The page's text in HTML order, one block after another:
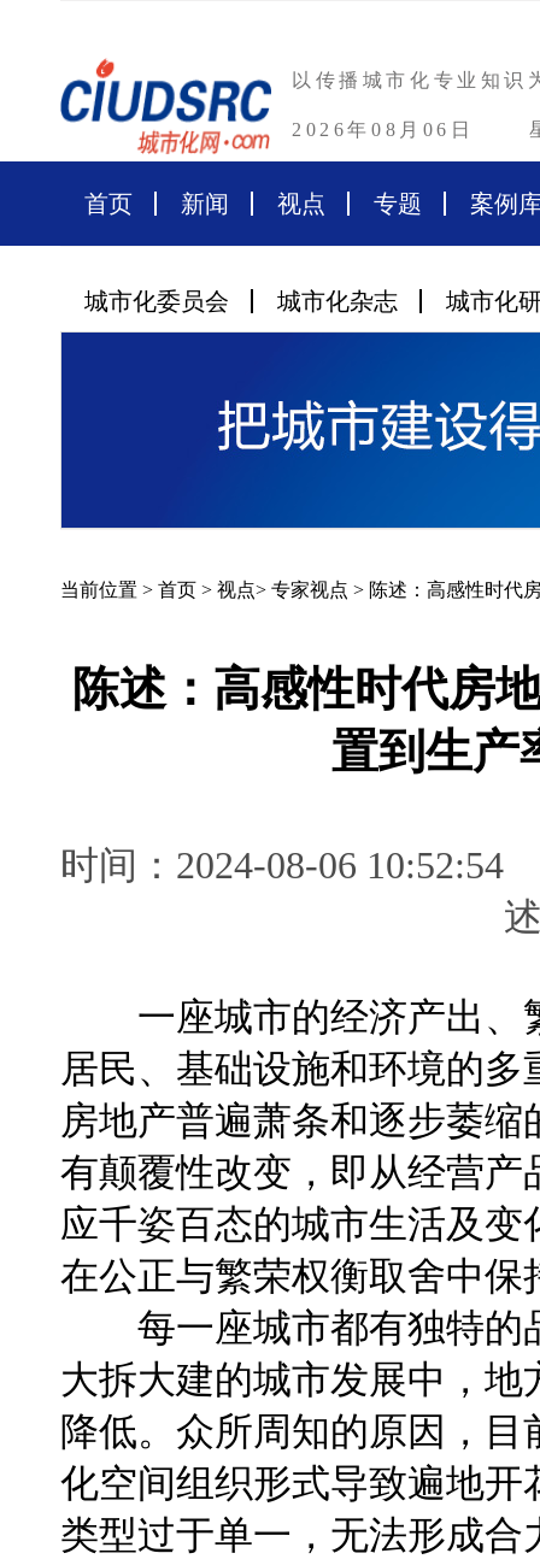
以传播城市化专业知识
2026年08月06日
首页 新闻 视点 专题 案例
城市化委员会 城市化杂志 城市化
当前位置 > 首页 > 视点> 专家视点 > 陈述：​高感性时代
陈述：​高感性时代房
置到生产
时间：2024-08-06
一座城市的经济产出、
居民、基础设施和环境的
房地产普遍萧条和逐步萎
有颠覆性改变，即从经营
应千姿百态的城市生活及
在公正与繁荣权衡取舍中保
每一座城市都有独特的
大拆大建的城市发展中，
降低。众所周知的原因，
化空间组织形式导致遍地
类型过于单一，无法形成